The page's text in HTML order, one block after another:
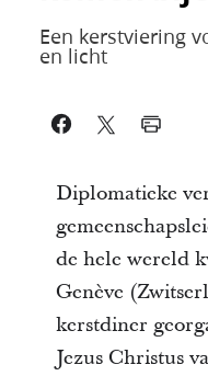
Een kerstviering
en licht
Diplomatieke
de hele wereld
Genève
kerstdiner
Jezus Christus